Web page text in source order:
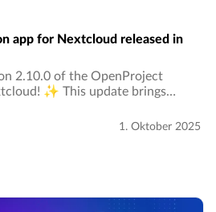
app for Nextcloud released in
2.10.0 of the OpenProject
✨ This update brings
even smoother…1. Oktober 2025